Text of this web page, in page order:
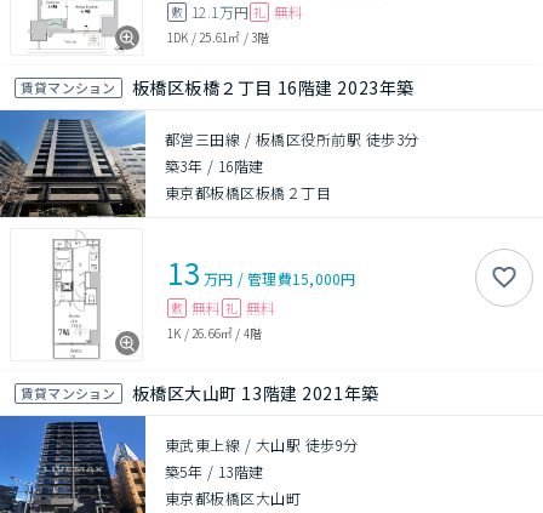
敷 12.1万円 礼 無料
1DK /25.61㎡ /3階
賃貸マンション 板橋区板橋２丁目 16階建 2023年築
都営三田線 / 板橋区役所前駅 徒歩3分
築3年 / 16階建
東京都板橋区板橋２丁目
13 万円 /管理費15,000円
敷 無料 礼 無料
1K / 26.66㎡ / 4階
賃貸マンション 板橋区大山町 13階建 2021年築
東武東上線 / 大山駅 徒歩9分
築5年 / 13階建
東京都板橋区大山町